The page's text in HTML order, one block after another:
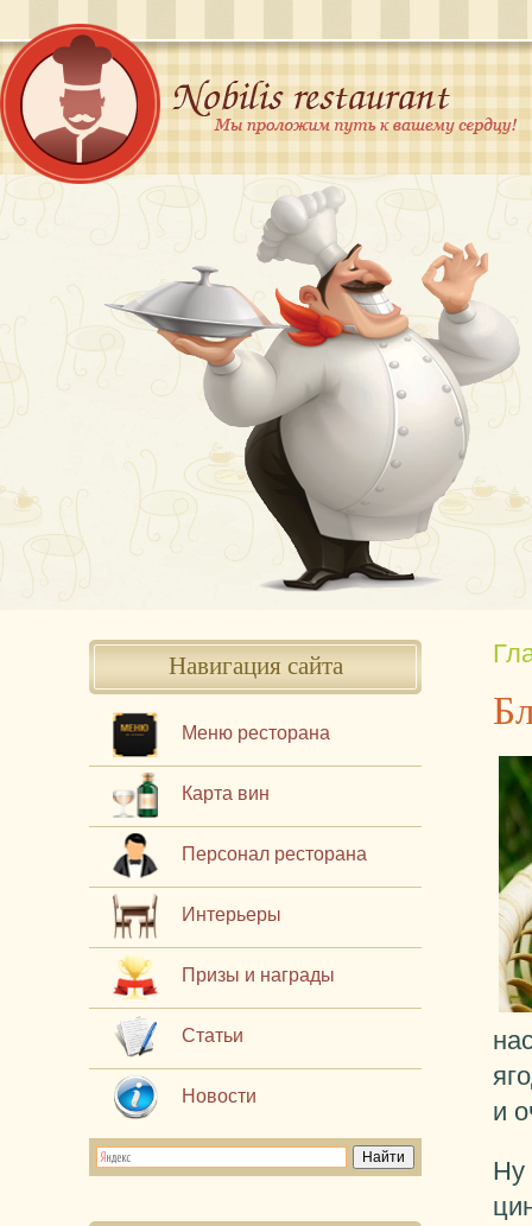
Навигация сайта
Меню ресторана
Карта вин
Персонал ресторана
Интерьеры
Призы и награды
Статьи
Новости
и
Ну